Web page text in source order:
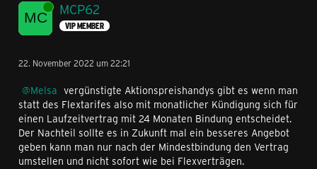
Online MCP62
VIP MEMBER
22. November 2022 um 22:21
Melsa vergünstigte Aktionspreishandys gibt es wenn man
statt des Flextarifes also mit monatlicher Kündigung sich für
einen Laufzeitvertrag mit 24 Monaten Bindung entscheidet.
Der Nachteil sollte es in Zukunft mal ein besseres Angebot
geben kann man nur nach der Mindestbindung den Vertrag
umstellen und nicht sofort wie bei Flexverträgen.